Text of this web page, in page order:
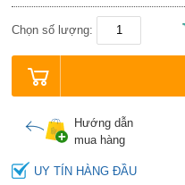
Chọn số lượng:
Hướng dẫn
mua hàng
UY TÍN HÀNG ĐẦU